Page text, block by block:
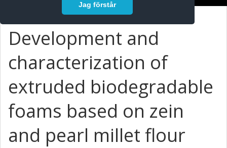
Jag förstår
Development and
characterization of
extruded biodegradable
foams based on zein
and pearl millet flour